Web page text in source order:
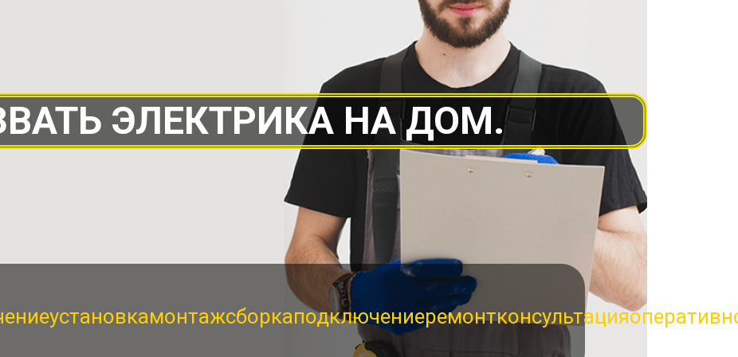
ЭЛЕКТРИКА НА ДОМ.
установкамонтажсборкаподключениеремонтконсультация